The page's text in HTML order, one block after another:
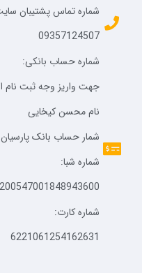
شماره تماس پشتیبان
09357124507
شماره حساب بانکی:
جهت واریز وجه ثبت نام
نام محسن کیخایی
شمار حساب بانک پارسیان:
شماره شبا:
شماره کارت:
6221061254162631